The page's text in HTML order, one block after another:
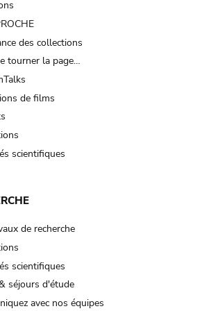
des collections
tourner la page…
de films
scientifiques
de recherche
scientifiques
séjours d'étude
avec nos équipes